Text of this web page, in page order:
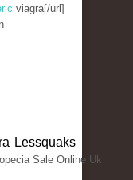
viagra[/url]
Lessquaks
Sale Online Uk